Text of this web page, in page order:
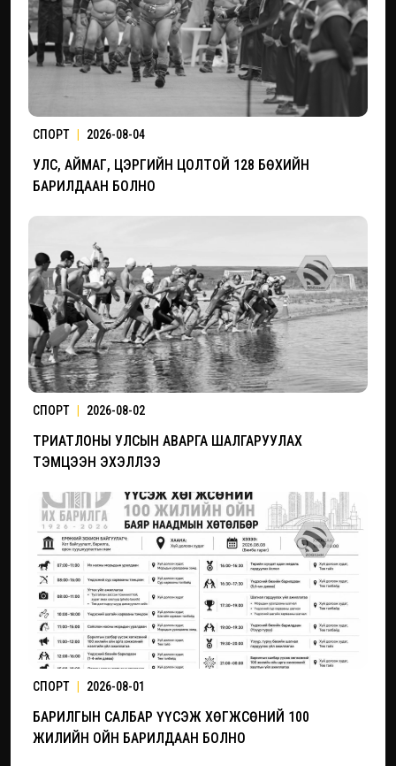
СПОРТ 2026-08-04
УЛС, АЙМАГ, ЦЭРГИЙН ЦОЛТОЙ 128 БӨХИЙН
БАРИЛДААН БОЛНО
СПОРТ 2026-08-02
ТРИАТЛОНЫ УЛСЫН АВАРГА ШАЛГАРУУЛАХ
ТЭМЦЭЭН ЭХЭЛЛЭЭ
СПОРТ 2026-08-01
БАРИЛГЫН САЛБАР ҮҮСЭЖ ХӨГЖСӨНИЙ 100
ЖИЛИЙН ОЙН БАРИЛДААН БОЛНО